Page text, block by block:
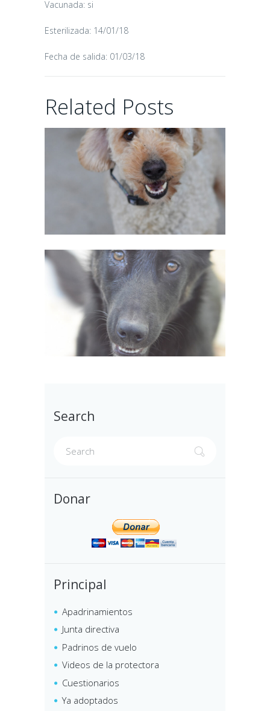
Vacunada: si
Esterilizada: 14/01/18
Fecha de salida: 01/03/18
Related Posts
02/06/2026
Search
Donar
Principal
Apadrinamientos
Junta directiva
Padrinos de vuelo
Videos de la protectora
Cuestionarios
Ya adoptados